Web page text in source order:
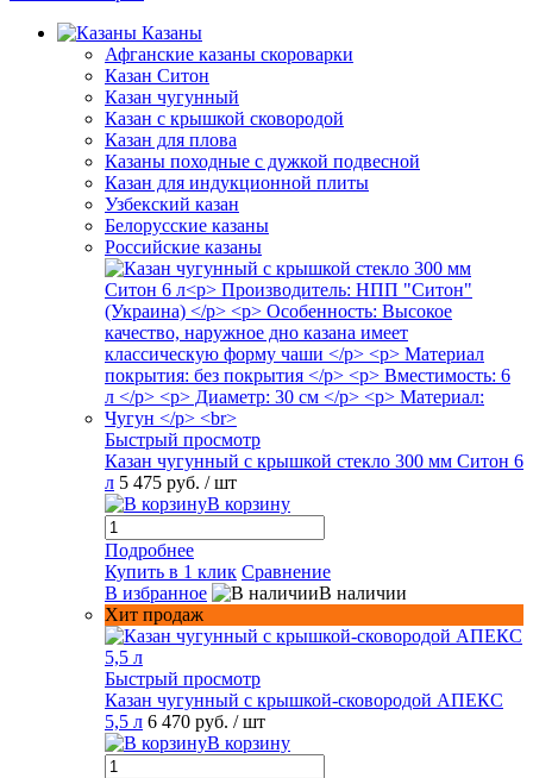
Казаны
Афганские казаны скороварки
Казан Ситон
Казан чугунный
Казан с крышкой сковородой
Казан для плова
Казаны походные с дужкой подвесной
Казан для индукционной плиты
Узбекский казан
Белорусские казаны
Российские казаны
Быстрый просмотр
Казан чугунный с крышкой стекло 300 мм Ситон 6
л 5 475 руб. / шт
В корзину
Подробнее
Купить в 1 клик Сравнение
В избранное
В наличии
Хит продаж
Быстрый просмотр
Казан чугунный с крышкой-сковородой АПЕКС
5,5 л 6 470 руб. / шт
В корзину